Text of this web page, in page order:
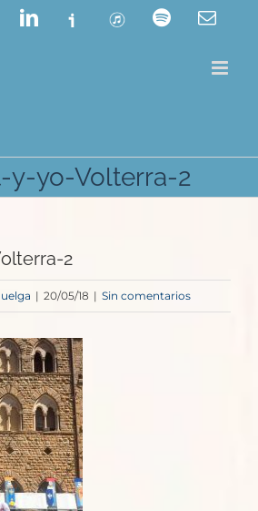
LinkedIn
Ivoox ITunes Spotify
y-yo-Volterra-2
2
| 20/05/18 | Sin comentarios